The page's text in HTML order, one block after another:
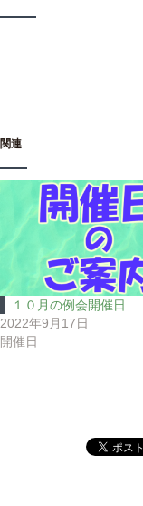
関連
１０月の例会開催日
2022年9月17日
開催日